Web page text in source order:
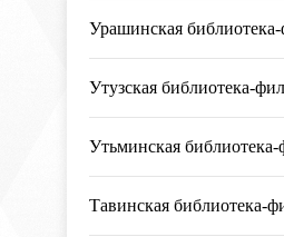
Урашинская
Утузская библиотека-
Утьминская
Тавинская библиотека-